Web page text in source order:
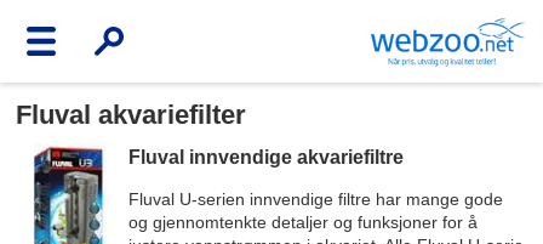
Fluval akvariefilter
Fluval innvendige akvariefiltre
Fluval U-serien innvendige filtre har mange gode
og gjennomtenkte detaljer og funksjoner for å